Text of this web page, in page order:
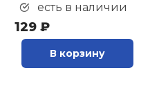
есть в наличии
129 ₽
В корзину